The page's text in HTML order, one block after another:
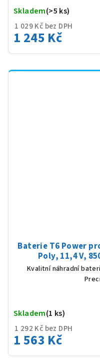
1 029 Kč bez DPH
1 245 Kč
Skladem(>5 ks)
Baterie T6 Power
Poly, 11,4 V,
Kvalitní náhradní
1 292 Kč bez DPH
1 563 Kč
Skladem(1 ks)